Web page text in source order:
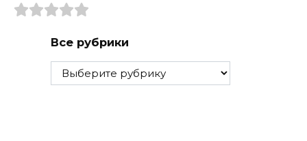
Все рубрики
Все
рубрики